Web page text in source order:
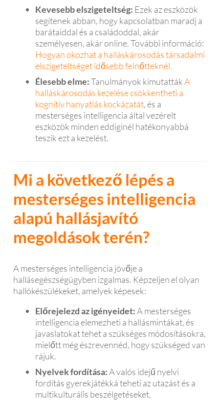
Kevesebb elszigeteltség: Ezek az eszközök
segítenek abban, hogy kapcsolatban maradj a
barátaiddal és a családoddal, akár
személyesen, akár online. További információ:
Hogyan okozhat a halláskárosodás társadalmi
elszigeteltséget idősebb felnőtteknél.
Élesebb elme:Tanulmányok kimutattákA
halláskárosodás kezelése csökkentheti a
kognitív hanyatlás kockázatát, és a
mesterséges intelligencia által vezérelt
eszközök minden eddiginél hatékonyabbá
teszik ezt a kezelést.
Mi a következő lépés a
mesterséges intelligencia
alapú hallásjavító
megoldások terén?
A mesterséges intelligencia jövője a
hallásegészségügyben izgalmas. Képzeljen el olyan
hallókészülékeket, amelyek képesek:
Előrejelezd az igényeidet:A mesterséges
intelligencia elemezheti a hallásmintákat, és
javaslatokat tehet a szükséges módosításokra,
mielőtt még észrevennéd, hogy szükséged van
rájuk.
Nyelvek fordítása:A valós idejű nyelvi
fordítás gyerekjátékká teheti az utazást és a
multikulturális beszélgetéseket.